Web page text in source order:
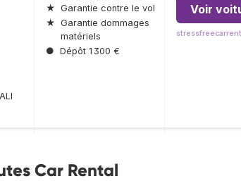
★ Garantie contre le vol
★ Garantie dommages
matériels
● Dépôt 1 300 €
Voir
Car Rental